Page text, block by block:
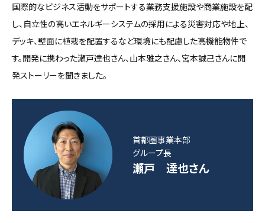
国際的なビジネス活動をサポートする業務支援施設や商業施設を配
し、自立性の高いエネルギーシステムの採用による災害対応や地上、
デッキ、壁面に植栽を配置するなど環境にも配慮した高機能物件で
す。開発に携わった瀬戸達也さん、山本雅之さん、宮本誠己さんに開
発ストーリーを聞きました。
首都圏事業本部
グループ長
瀬戸 達也さん